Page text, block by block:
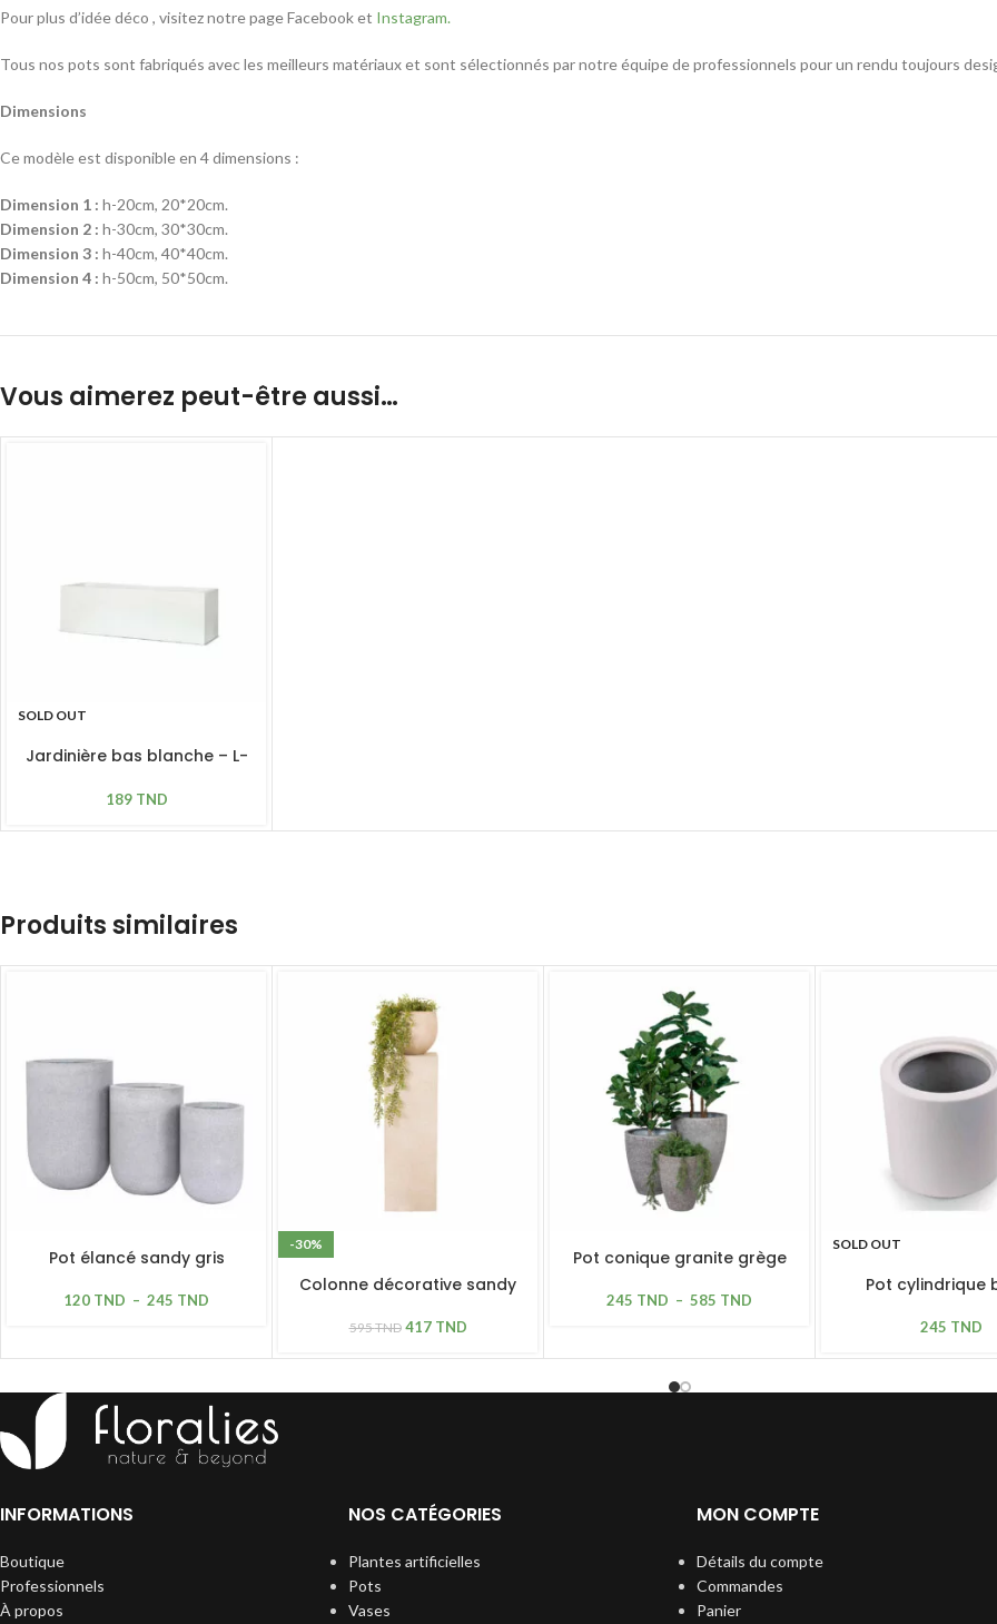
Pour plus d’idée déco , visitez notre page Facebook et Instagram.
Tous nos pots sont fabriqués avec les meilleurs matériaux et sont sélectionnés par notre équipe de professionnels pour un rendu toujours
Dimensions
Ce modèle est disponible en 4 dimensions :
Dimension 1 : h-20cm, 20*20cm.
Dimension 2 : h-30cm, 30*30cm.
Dimension 3 : h-40cm, 40*40cm.
Dimension 4 : h-50cm, 50*50cm.
Vous aimerez peut-être aussi…
SOLD OUT
Jardinière bas blanche – L-
189 TND
Produits similaires
Pot élancé sandy gris
120 TND – 245 TND
-30%
Colonne décorative sandy
595TND 417 TND
Pot conique granite grège
245 TND – 585 TND
SOLD OUT
Pot cylindrique
245 TND
INFORMATIONS
Boutique
Professionnels
À propos
NOS CATÉGORIES
Plantes artificielles
Pots
Vases
MON COMPTE
Détails du compte
Commandes
Panier